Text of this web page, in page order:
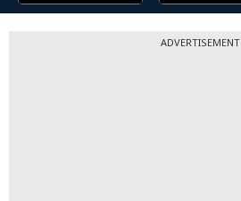
ADVERTISEMENT